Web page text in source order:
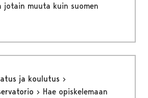
jotain muuta kuin suomen
ja koulutus
Hae opiskelemaan